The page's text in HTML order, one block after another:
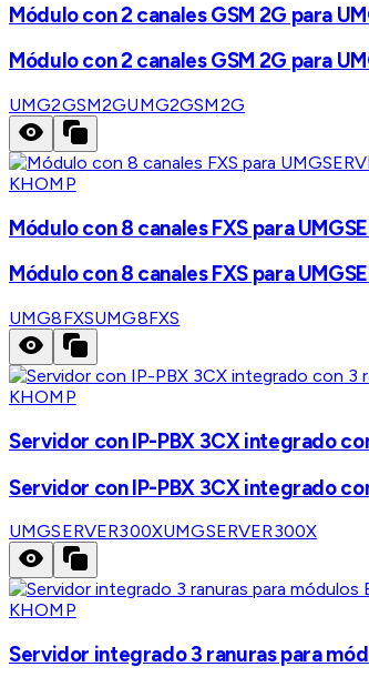
Módulo con 2 canales GSM 2G para
Módulo con 2 canales GSM 2G para
UMG2GSM2GUMG2GSM2G
KHOMP
Módulo con 8 canales FXS para
Módulo con 8 canales FXS para
UMG8FXSUMG8FXS
KHOMP
Servidor con IP-PBX 3CX integrado
Servidor con IP-PBX 3CX integrado
UMGSERVER300XUMGSERVER300X
KHOMP
Servidor integrado 3 ranuras para